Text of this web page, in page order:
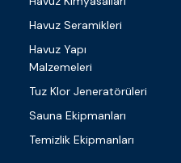
Havuz Seramikleri
Havuz Yapı
Malzemeleri
Tuz Klor Jeneratörüleri
Sauna Ekipmanları
Temizlik Ekipmanları